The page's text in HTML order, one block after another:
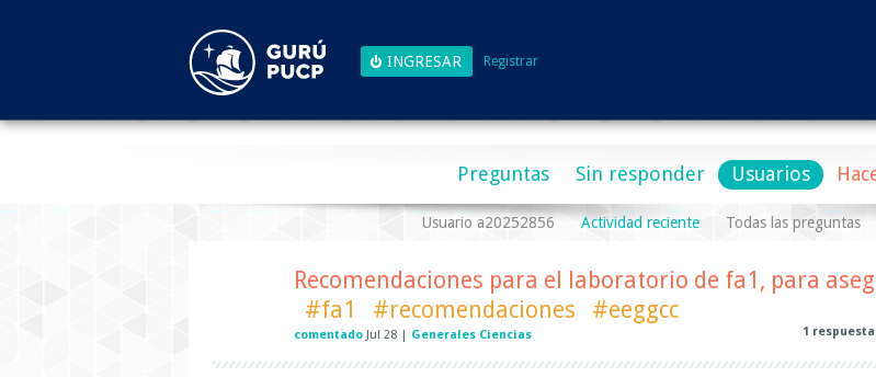
Registrar
Preguntas Sin responder Usuarios
Usuario a20252856 Actividad reciente Todas las preguntas
Recomendaciones para el laboratorio de fa1, para
#fa1
#recomendaciones #eeggcc
comentado Jul 28 Generales Ciencias 1 respuesta